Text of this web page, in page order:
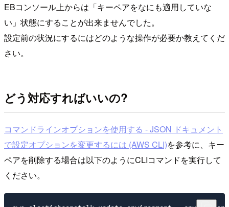
EBコンソール上からは「キーペアをなにも適用していな
い」状態にすることが出来ませんでした。
設定前の状況にするにはどのような操作が必要か教えてくだ
さい。
どう対応すればいいの?
コマンドラインオプションを使用する - JSON ドキュメント
で設定オプションを変更するには (AWS CLI)を参考に、キー
ペアを削除する場合は以下のようにCLIコマンドを実行して
ください。